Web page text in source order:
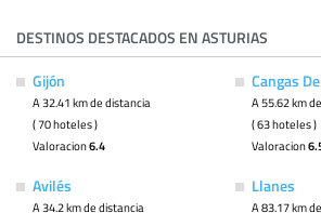
DESTINOS DESTACADOS EN ASTURIAS
Gijón
A 32.41 km de distancia
( 70 hoteles )
Valoracion6.4
Cangas
A 55.62 km
( 63 hoteles )
Valoracion
Avilés
A 34.2 km de distancia
Llanes
A 83.17 km